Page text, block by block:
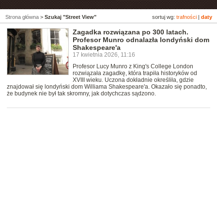
sortuj wg: trafności daty
Strona główna > Szukaj "Street View"
Zagadka rozwiązana po 300 latach.
Profesor Munro odnalazła londyński dom
Shakespeare'a
17 kwietnia 2026, 11:16
Profesor Lucy Munro z King's College London
rozwiązała zagadkę, która trapiła historyków od
XVIII wieku. Uczona dokładnie określiła, gdzie
znajdował się londyński dom Williama Shakespeare'a. Okazało się ponadto,
że budynek nie był tak skromny, jak dotychczas sądzono.